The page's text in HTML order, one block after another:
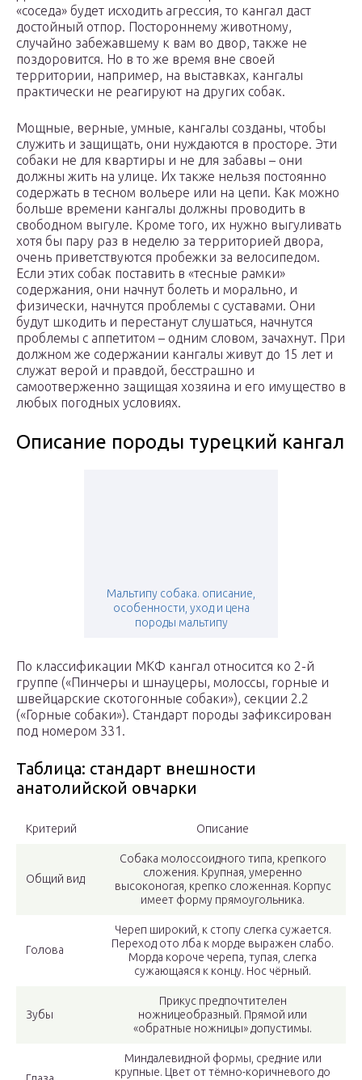
«соседа» будет исходить агрессия, то кангал даст
достойный отпор. Постороннему животному,
случайно забежавшему к вам во двор, также не
поздоровится. Но в то же время вне своей
территории, например, на выставках, кангалы
практически не реагируют на других собак.
Мощные, верные, умные, кангалы созданы, чтобы
служить и защищать, они нуждаются в просторе. Эти
собаки не для квартиры и не для забавы – они
должны жить на улице. Их также нельзя постоянно
содержать в тесном вольере или на цепи. Как можно
больше времени кангалы должны проводить в
свободном выгуле. Кроме того, их нужно выгуливать
хотя бы пару раз в неделю за территорией двора,
очень приветствуются пробежки за велосипедом.
Если этих собак поставить в «тесные рамки»
содержания, они начнут болеть и морально, и
физически, начнутся проблемы с суставами. Они
будут шкодить и перестанут слушаться, начнутся
проблемы с аппетитом – одним словом, зачахнут. При
должном же содержании кангалы живут до 15 лет и
служат верой и правдой, бесстрашно и
самоотверженно защищая хозяина и его имущество в
любых погодных условиях.
Описание породы турецкий кангал
Мальтипу собака. описание,
особенности, уход и цена
породы мальтипу
По классификации МКФ кангал относится ко 2-й
группе («Пинчеры и шнауцеры, молоссы, горные и
швейцарские скотогонные собаки»), секции 2.2
(«Горные собаки»). Стандарт породы зафиксирован
под номером 331.
Таблица: стандарт внешности
анатолийской овчарки
Критерий Описание
Общий вид
Собака молоссоидного типа, крепкого
сложения. Крупная, умеренно
высоконогая, крепко сложенная. Корпус
имеет форму прямоугольника.
Голова
Череп широкий, к стопу слегка сужается.
Переход ото лба к морде выражен слабо.
Морда короче черепа, тупая, слегка
сужающаяся к концу. Нос чёрный.
Зубы
Прикус предпочтителен
ножницеобразный. Прямой или
«обратные ножницы» допустимы.
Миндалевидной формы, средние или
крупные. Цвет от тёмно-коричневого до